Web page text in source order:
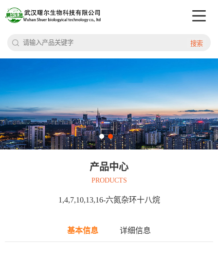
搜索
产品中心
PRODUCTS
1,4,7,10,13,16-六氮杂环十八烷
基本信息 详细信息